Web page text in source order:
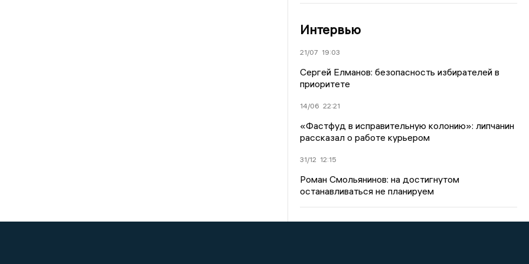
Интервью
21/07 19:03
Сергей Елманов: безопасность избирателей в
приоритете
14/06 22:21
«Фастфуд в исправительную колонию»: липчанин
рассказал о работе курьером
31/12 12:15
Роман Смольянинов: на достигнутом
останавливаться не планируем